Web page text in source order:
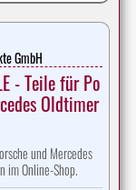
GmbH
- Teile für Po
Oldtimer
und Mercedes
im Online-Shop.